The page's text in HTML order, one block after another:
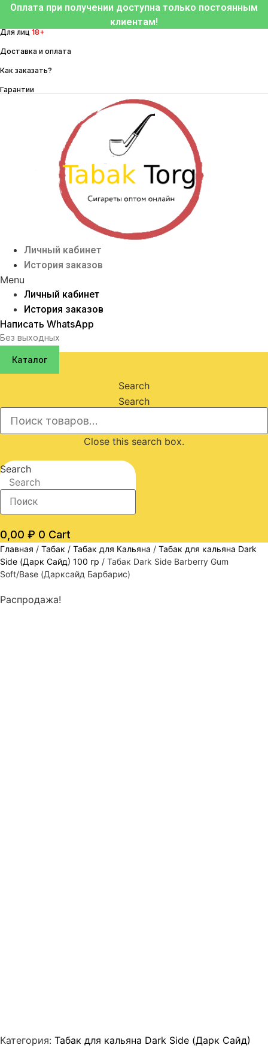
Перейти
содержимому
Оплата при получении доступна только постоянным
клиентам!
Для лиц 18+
Доставка и оплата
Как заказать?
Гарантии
Личный кабинет
История заказов
Menu
Личный кабинет
История заказов
Написать WhatsApp
Без выходных
Каталог
Search
Search
Close this search box.
Search
Search
0,00 ₽ 0 Cart
Главная / Табак / Табак для Кальяна / Табак для кальяна Dark
Side (Дарк Сайд) 100 гр / Табак Dark Side Barberry Gum
Soft/Base (Дарксайд Барбарис)
Распродажа!
Категория: Табак для кальяна Dark Side (Дарк Сайд)